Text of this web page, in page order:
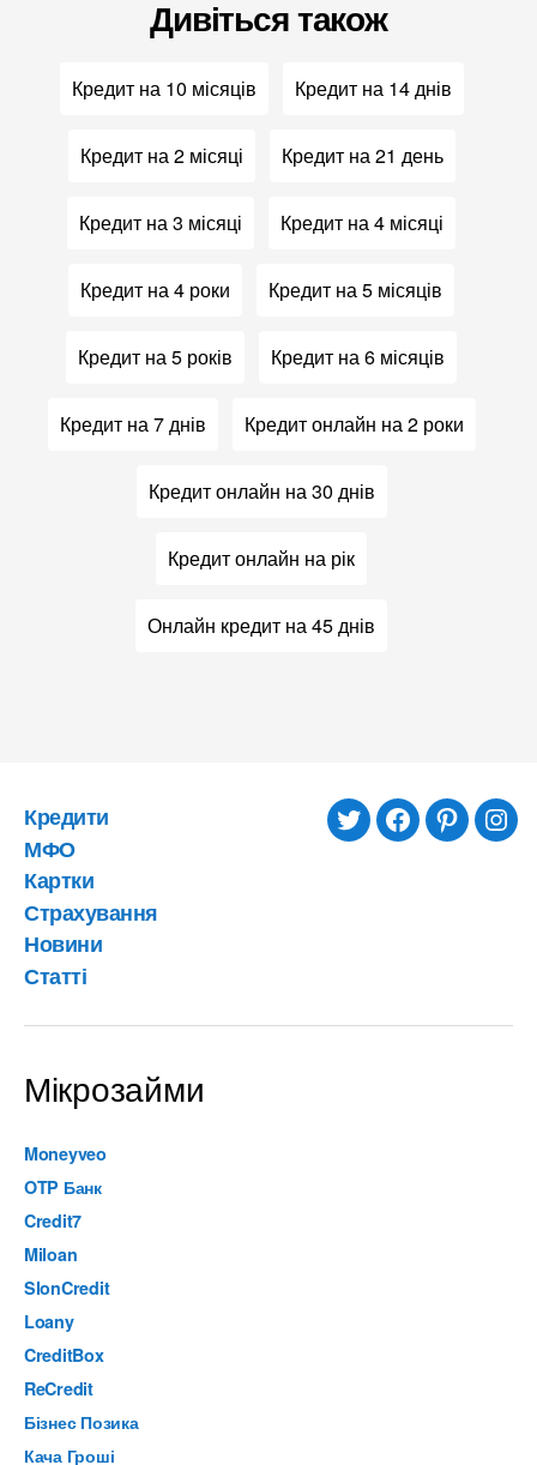
Дивіться також
Кредит на 10 місяців Кредит на 14 днів
Кредит на 2 місяці Кредит на 21 день
Кредит на 3 місяці Кредит на 4 місяці
Кредит на 4 роки Кредит на 5 місяців
Кредит на 5 років Кредит на 6 місяців
Кредит на 7 днів Кредит онлайн на 2 роки
Кредит онлайн на 30 днів
Кредит онлайн на рік
Онлайн кредит на 45 днів
Кредити
МФО
Картки
Страхування
Новини
Статті
twitterfacebookpinterest
Мікрозайми
Moneyveo
OTP Банк
Credit7
Miloan
SlonCredit
Loany
CreditBox
ReCredit
Бізнес Позика
Кача Гроші